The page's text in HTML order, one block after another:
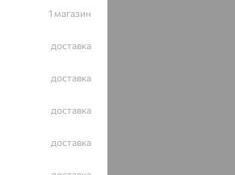
1 магазин
доставка
доставка
доставка
доставка